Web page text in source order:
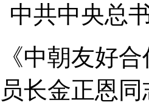
中共中央总
朝友好合
长金正恩